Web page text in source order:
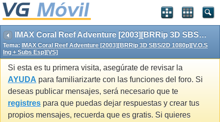
IMAX Coral Reef Adventure [2003][BRRip 3D SBS/2D 1080p][V.O.S Ing + Subs Esp][VS]
Tema:
IMAX Coral Reef Adventure [2003][BRRip 3D SBS/2D 1080p][V.O.S
Ing + Subs Esp][VS]
Si esta es tu primera visita, asegúrate de revisar la
AYUDA para familiarizarte con las funciones del foro. Si
deseas publicar mensajes, será necesario que te
registres para que puedas dejar respuestas y crear tus
propios mensajes, recuerda que es gratis. Si quieres